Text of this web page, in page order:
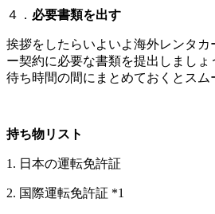
４． 必要書類を出す
挨拶をしたらいよいよ海外レンタカ
ー契約に必要な書類を提出しまし
待ち時間の間にまとめておくとスム
持ち物リスト
1. 日本の運転免許証
2. 国際運転免許証 *1